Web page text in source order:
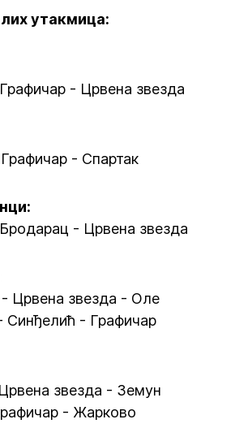
утакмица:
- Црвена звезда
- Спартак
- Црвена звезда
- Црвена звезда - Оле
- Графичар
звезда - Земун
- Жарково